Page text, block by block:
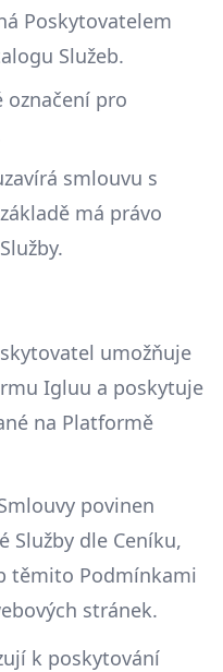
Poskytovatelem
Služeb.
označení pro
smlouvu s
má právo
umožňuje
Igluu a poskytuje
na Platformě
povinen
Služby dle Ceníku,
těmito Podmínkami
stránek.
k poskytování